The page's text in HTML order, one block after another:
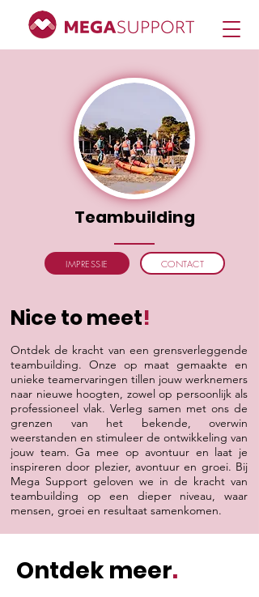
Teambuilding
IMPRESSIE CONTACT
Nice to meet!
Ontdek de kracht van een grensverleggende
teambuilding. Onze op maat gemaakte en
unieke teamervaringen tillen jouw werknemers
naar nieuwe hoogten, zowel op persoonlijk als
professioneel vlak. Verleg samen met ons de
grenzen van het bekende, overwin
weerstanden en stimuleer de ontwikkeling van
jouw team. Ga mee op avontuur en laat je
inspireren door plezier, avontuur en groei. Bij
Mega Support geloven we in de kracht van
teambuilding op een dieper niveau, waar
mensen, groei en resultaat samenkomen.
Ontdek meer.